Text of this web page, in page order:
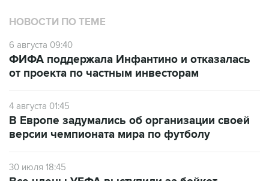
НОВОСТИ ПО ТЕМЕ
6 августа 09:40
ФИФА поддержала Инфантино и отказалась
от проекта по частным инвесторам
4 августа 01:45
В Европе задумались об организации своей
версии чемпионата мира по футболу
30 июля 18:45